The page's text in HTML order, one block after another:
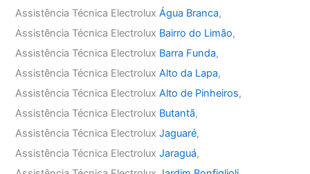
Assistência Técnica ElectroluxÁgua Branca,
Assistência Técnica Electrolux Bairro do Limão,
Assistência Técnica Electrolux Barra Funda,
Assistência Técnica ElectroluxAlto da Lapa,
Assistência Técnica ElectroluxAlto de Pinheiros,
Assistência Técnica Electrolux Butantã,
Assistência Técnica ElectroluxJaguaré,
Assistência Técnica ElectroluxJaraguá,